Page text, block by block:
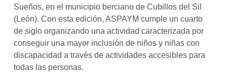
Sueños, en el municipio berciano de Cubillos del Sil
(León). Con esta edición, ASPAYM cumple un cuarto
de siglo organizando una actividad caracterizada por
conseguir una mayor inclusión de niños y niñas con
discapacidad a través de actividades accesibles para
todas las personas.